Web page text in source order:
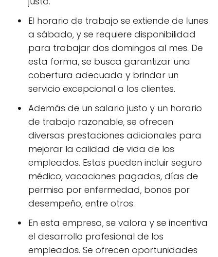
El horario de trabajo se extiende de lunes
a sábado, y se requiere disponibilidad
para trabajar dos domingos al mes. De
esta forma, se busca garantizar una
cobertura adecuada y brindar un
servicio excepcional a los clientes.
Además de un salario justo y un horario
de trabajo razonable, se ofrecen
diversas prestaciones adicionales para
mejorar la calidad de vida de los
empleados. Estas pueden incluir seguro
médico, vacaciones pagadas, días de
permiso por enfermedad, bonos por
desempeño, entre otros.
En esta empresa, se valora y se incentiva
el desarrollo profesional de los
empleados. Se ofrecen oportunidades